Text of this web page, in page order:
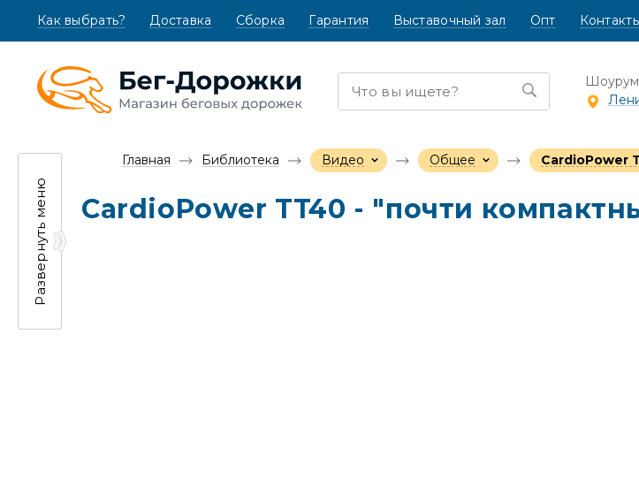
Как выбрать? (текущая)
Доставка Сборка Гарантия Выставочный зал Опт
Развернуть меню
Главная Библиотека Видео Общее CardioPower
CardioPower TT40 - "почти